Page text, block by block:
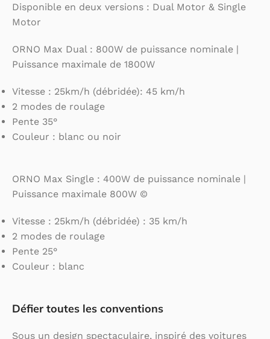
Disponible en deux versions : Dual Motor & Single
Motor
ORNO Max Dual : 800W de puissance nominale |
Puissance maximale de 1800W
Vitesse : 25km/h (débridée): 45 km/h
2 modes de roulage
Pente 35°
Couleur : blanc ou noir
ORNO Max Single : 400W de puissance nominale |
Puissance maximale 800W ©
Vitesse : 25km/h (débridée) : 35 km/h
2 modes de roulage
Pente 25°
Couleur : blanc
Défier toutes les conventions
Sous un design spectaculaire, inspiré des voitures